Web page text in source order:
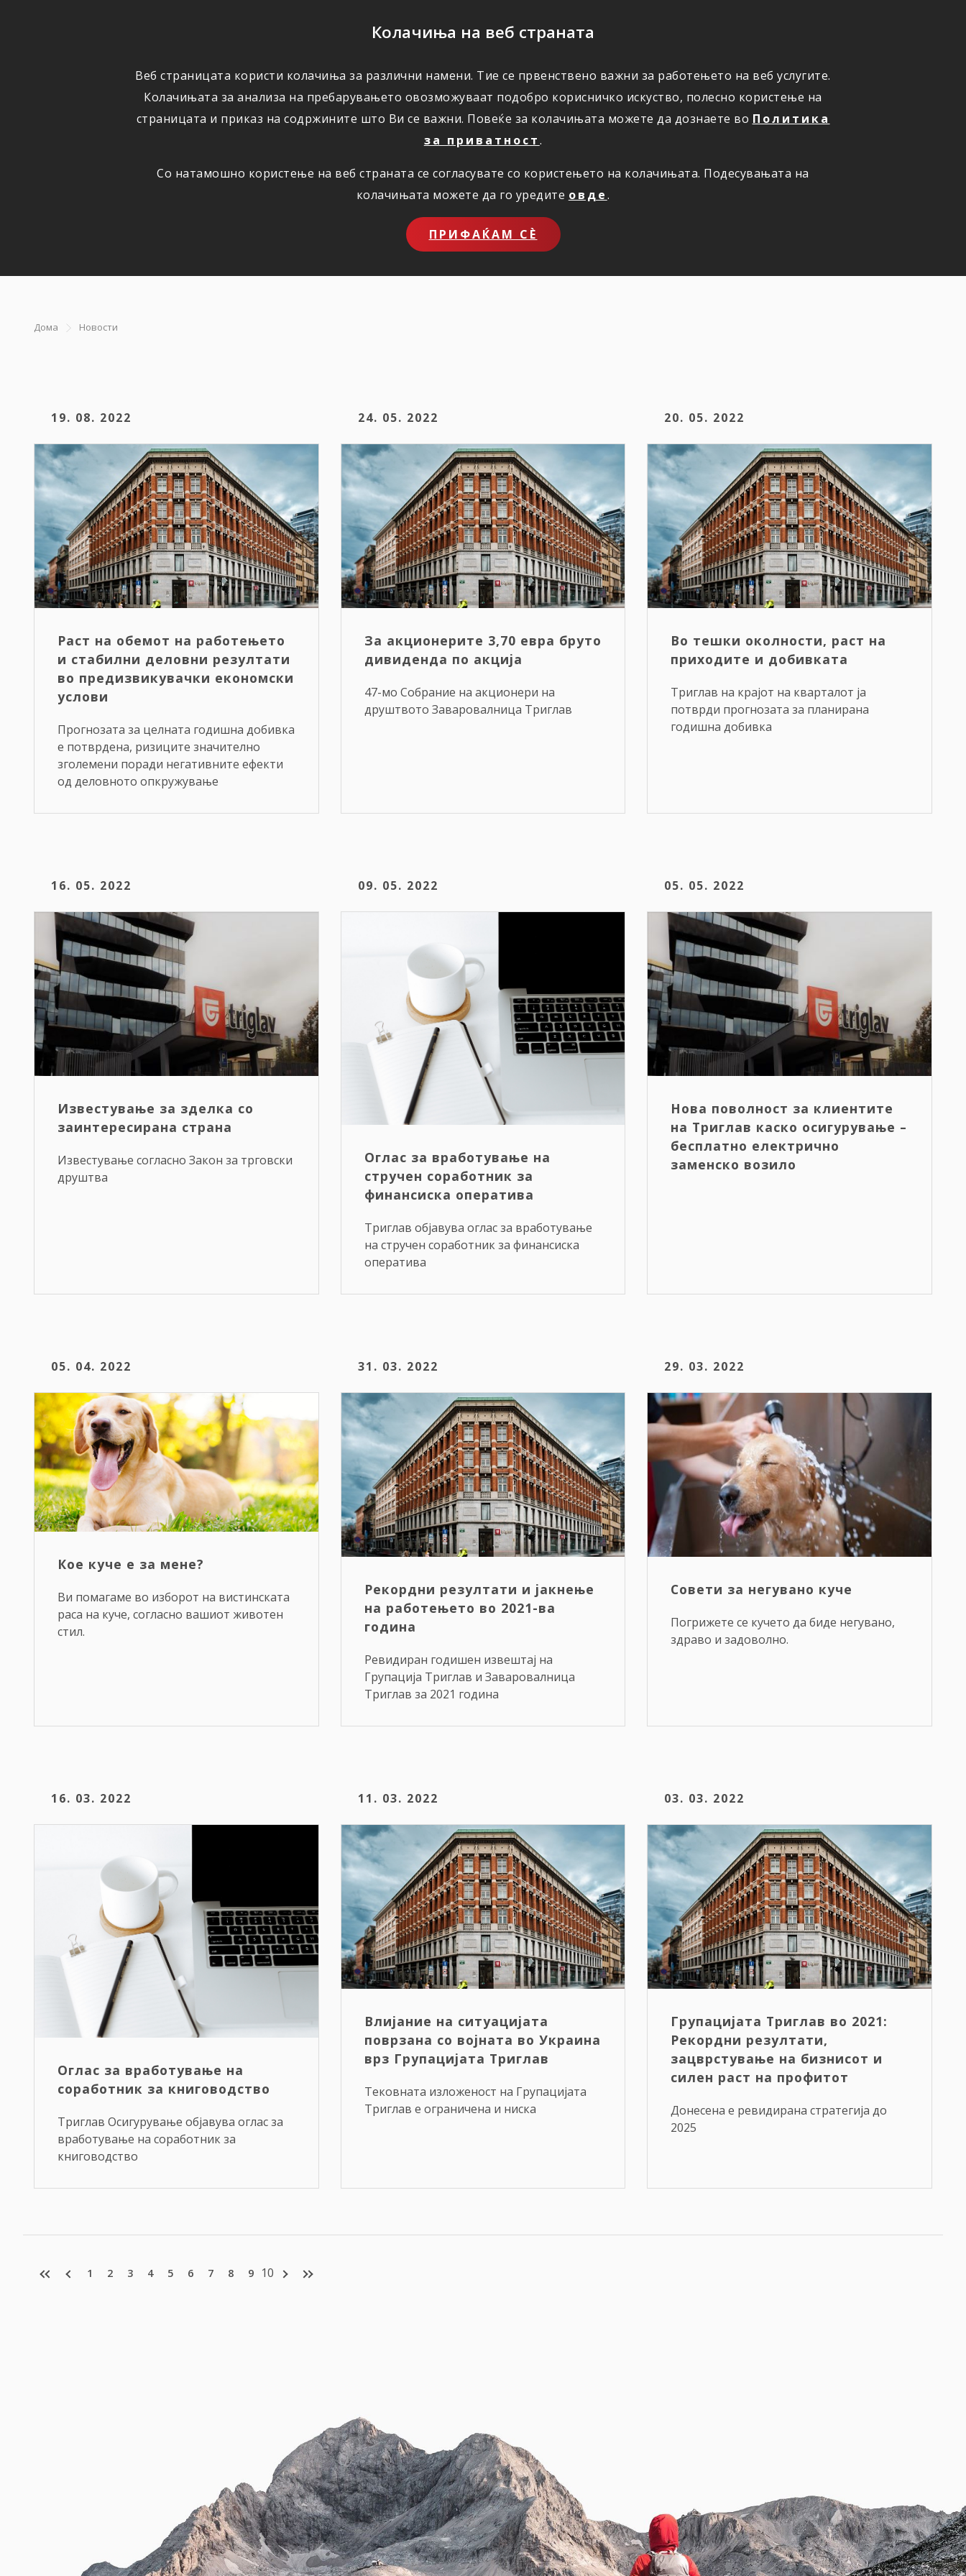
Колачиња на веб страната
Веб страницата користи колачиња за различни намени. Тие се првенствено важни за работењето на веб услугите.
Колачињата за анализа на пребарувањето овозможуваат подобро корисничко искуство, полесно користење на
страницата и приказ на содржините што Ви се важни. Повеќе за колачињата можете да дознаете во Политика
за приватност.
Со натамошно користење на веб страната се согласувате со користењето на колачињата. Подесувањата на
колачињата можете да го уредите овде.
ПРИФАЌАМ СЀ
ОСИГУРУВАЊЕ ШТЕТИ ПОВОЛНОСТИ КОРИСНО ЗА НАС ОНЛАЈН ПРИЈАВИ ШТЕТА
Дома Новости
19. 08. 2022
Раст на обемот на работењето
и стабилни деловни резултати
во предизвикувачки економски
услови
Прогнозата за целната годишна добивка
е потврдена, ризиците значително
зголемени поради негативните ефекти
од деловното опкружување
24. 05. 2022
За акционерите 3,70 евра бруто
дивиденда по акција
47-мо Собрание на акционери на
друштвото Заваровалница Триглав
20. 05. 2022
Во тешки околности, раст на
приходите и добивката
Триглав на крајот на кварталот ја
потврди прогнозата за планирана
годишна добивка
16. 05. 2022
Известување за зделка со
заинтересирана страна
Известување согласно Закон за трговски
друштва
09. 05. 2022
Оглас за вработување на
стручен соработник за
финансиска оператива
Триглав објавува оглас за вработување
на стручен соработник за финансиска
оператива
05. 05. 2022
Нова поволност за клиентите
на Триглав каско осигурување –
бесплатно електрично
заменско возило
05. 04. 2022
Кое куче е за мене?
Ви помагаме во изборот на вистинската
раса на куче, согласно вашиот животен
стил.
31. 03. 2022
Рекордни резултати и јакнење
на работењето во 2021-ва
година
Ревидиран годишен извештај на
Групација Триглав и Заваровалница
Триглав за 2021 година
29. 03. 2022
Совети за негувано куче
Погрижете се кучето да биде негувано,
здраво и задоволно.
16. 03. 2022
Оглас за вработување на
соработник за книговодство
Триглав Осигурување објавува оглас за
вработување на соработник за
книговодство
11. 03. 2022
Влијание на ситуацијата
поврзана со војната во Украина
врз Групацијата Триглав
Тековната изложеност на Групацијата
Триглав е ограничена и ниска
03. 03. 2022
Групацијата Триглав во 2021:
Рекордни резултати,
зацврстување на бизнисот и
силен раст на профитот
Донесена е ревидирана стратегија до
2025
1 2 3 4 5 6 7 8 9 10